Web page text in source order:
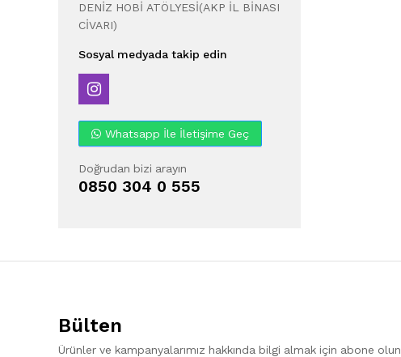
DENİZ HOBİ ATÖLYESİ(AKP İL BİNASI
CİVARI)
Sosyal medyada takip edin
Whatsapp İle İletişime Geç
Doğrudan bizi arayın
0850 304 0 555
Bülten
Ürünler ve kampanyalarımız hakkında bilgi almak için abone olun